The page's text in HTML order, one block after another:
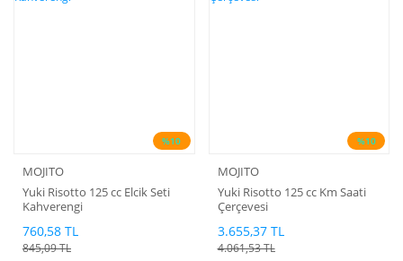
%10
MOJITO
Yuki Risotto 125 cc Elcik Seti
Kahverengi
760,58 TL
845,09 TL
%10
MOJITO
Yuki Risotto 125 cc Km Saati
Çerçevesi
3.655,37 TL
4.061,53 TL